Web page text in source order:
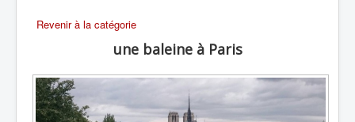
Revenir à la catégorie
une baleine à Paris